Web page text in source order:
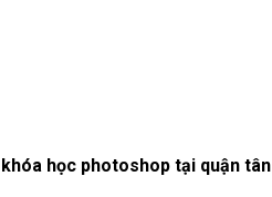
học photoshop tại quận tân